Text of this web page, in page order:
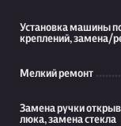
Установка машины
креплений, замена/
Мелкий ремонт
Замена ручки
люка, замена стекла